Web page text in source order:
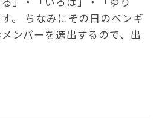
。 ちなみにその日のペンギ
ンバーを選出するので、出